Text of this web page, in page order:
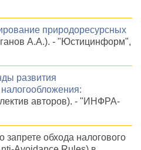
природоресурсных
А.А.). - "Юстицинформ",
развития
авторов). - "ИНФРА-
обхода налогового